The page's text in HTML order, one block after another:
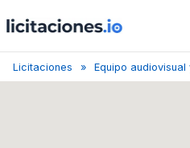
Licitaciones Equipo